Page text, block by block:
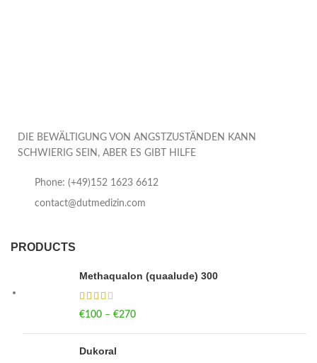
DIE BEWÄLTIGUNG VON ANGSTZUSTÄNDEN KANN
SCHWIERIG SEIN, ABER ES GIBT HILFE
Phone: (+49)152 1623 6612
contact@dutmedizin.com
PRODUCTS
Methaqualon (quaalude) 300
€100 – €270
Dukoral